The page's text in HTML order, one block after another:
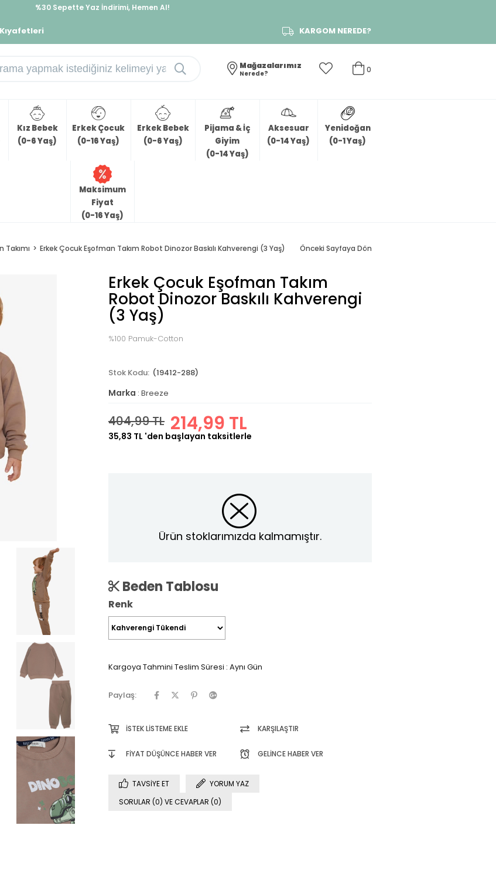
İndirimlere ek %10 İndirimi Kap, Hemen Üye Ol!
KARGOM NEREDE?
0
Mağazalarımız
Nerede?
Kız Bebek
(0-6 Yaş)
Erkek Çocuk
(0-16 Yaş)
Erkek Bebek
(0-6 Yaş)
Pijama & İç
Giyim
(0-14 Yaş)
Aksesuar
(0-14 Yaş)
Yenidoğan
(0-1 Yaş)
Maksimum
Fiyat
(0-16 Yaş)
Takımı Erkek Çocuk Eşofman Takım Robot Dinozor Baskılı Kahverengi (3 Yaş) Önceki Sayfaya Dön
Erkek Çocuk Eşofman Takım
Robot Dinozor Baskılı Kahverengi
(3 Yaş)
%100 Pamuk-Cotton
(19412-288)
Marka : Breeze
404,99 TL 214,99 TL
35,83 TL 'den başlayan taksitlerle
Ürün stoklarımızda kalmamıştır.
Beden Tablosu
Renk
Kargoya Tahmini Teslim Süresi : Aynı Gün
Paylaş:
İSTEK LISTEME EKLE KARŞILAŞTIR
FIYAT DÜŞÜNCE HABER VER GELINCE HABER VER
TAVSIYE ET
YORUM YAZ
SORULAR (0) VE CEVAPLAR (0)